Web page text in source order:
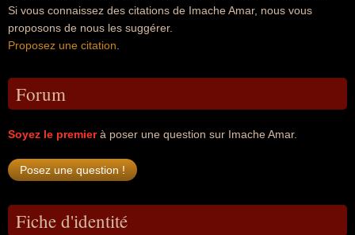
Si vous connaissez des citations de Imache Amar, nous vous
proposons de nous les suggérer.
Proposez une citation
Forum
Soyez le premierà poser une question sur Imache Amar.
Fiche d'identité